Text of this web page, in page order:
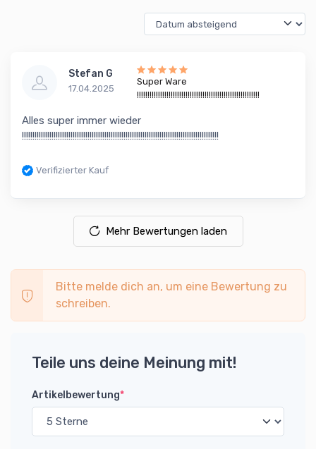
Stefan G
17.04.2025
Super Ware
!!!!!!!!!!!!!!!!!!!!!!!!!!!!!!!!!!!!!!!!!!!!!!!!!!!!!!!!!!
Alles super immer wieder
!!!!!!!!!!!!!!!!!!!!!!!!!!!!!!!!!!!!!!!!!!!!!!!!!!!!!!!!!!!!!!!!!!!!!!!!!!!!!!!!!!!!!!!!!!!!!
Verifizierter Kauf
Mehr Bewertungen laden
Bitte melde dich an, um eine Bewertung zu
schreiben.
Teile uns deine Meinung mit!
Artikelbewertung*